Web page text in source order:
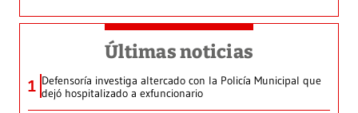
Últimas noticias
1 Defensoría investiga altercado con la Policía Municipal que
dejó hospitalizado a exfuncionario